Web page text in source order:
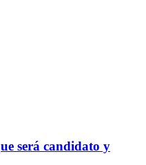
será candidato y